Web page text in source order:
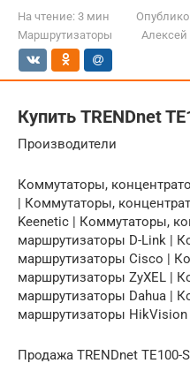
На чтение: 3 мин
Маршрутизаторы
Купить TRENDnet
Производители
Коммутаторы,
| Коммутаторы,
Keenetic | Коммутаторы,
маршрутизаторы D-Link |
маршрутизаторы Cisco |
маршрутизаторы ZyXEL |
маршрутизаторы Dahua |
маршрутизаторы HikVision
Продажа TRENDnet TE100-